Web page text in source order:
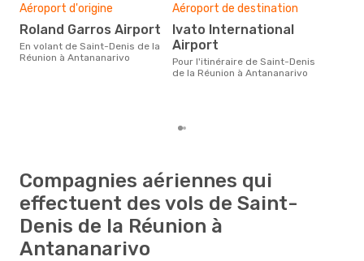
Aéroport d'origine
Roland Garros Airport
En volant de Saint-Denis de la
Réunion à Antananarivo
Aéroport de destination
Ivato International
Airport
Pour l'itinéraire de Saint-Denis
de la Réunion à Antananarivo
Compagnies aériennes qui
effectuent des vols de Saint-
Denis de la Réunion à
Antananarivo